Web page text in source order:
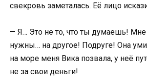
свекровь заметалась. Её лицо
— Я… Это не то, что ты думаешь!
нужны… на другое! Подруге! Она
на море меня Вика позвала, у неё
не за свои деньги!